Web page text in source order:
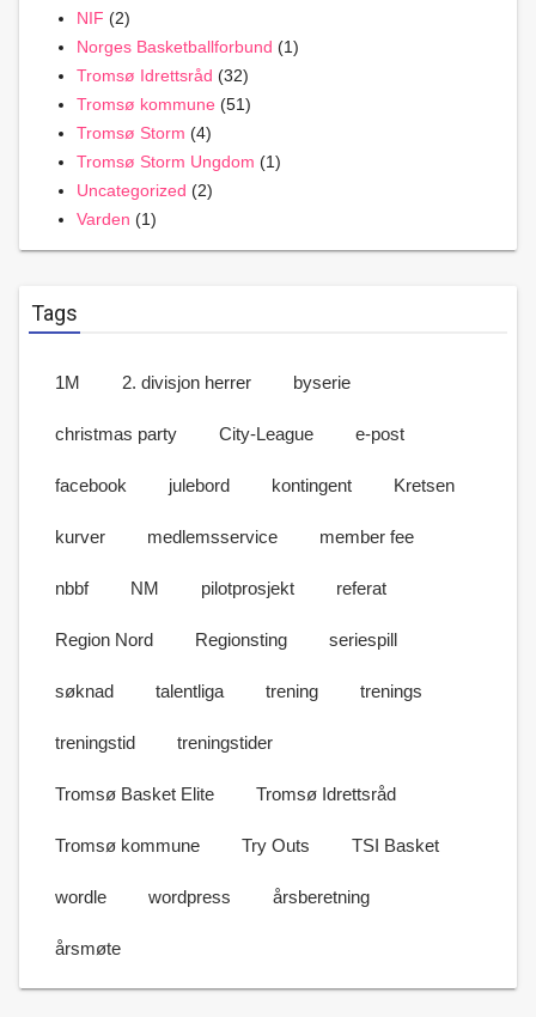
NIF (2)
Norges Basketballforbund (1)
Tromsø Idrettsråd (32)
Tromsø kommune (51)
Tromsø Storm (4)
Tromsø Storm Ungdom (1)
Uncategorized (2)
Varden (1)
Tags
1M 2. divisjon herrer byserie
christmas party City-League e-post
facebook julebord kontingent Kretsen
kurver medlemsservice member fee
nbbf NM pilotprosjekt referat
Region Nord Regionsting seriespill
søknad talentliga trening trenings
treningstid treningstider
Tromsø Basket Elite Tromsø Idrettsråd
Tromsø kommune Try Outs TSI Basket
wordle wordpress årsberetning
årsmøte